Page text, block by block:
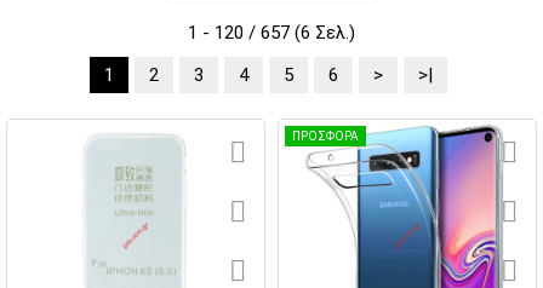
1 - 120 / 657 (6 Σελ.)
1
2 3 4 5 6 > >|
ΠΡΟΣΦΟΡΑ